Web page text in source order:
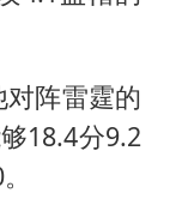
阵雷霆的
18.4分9.2